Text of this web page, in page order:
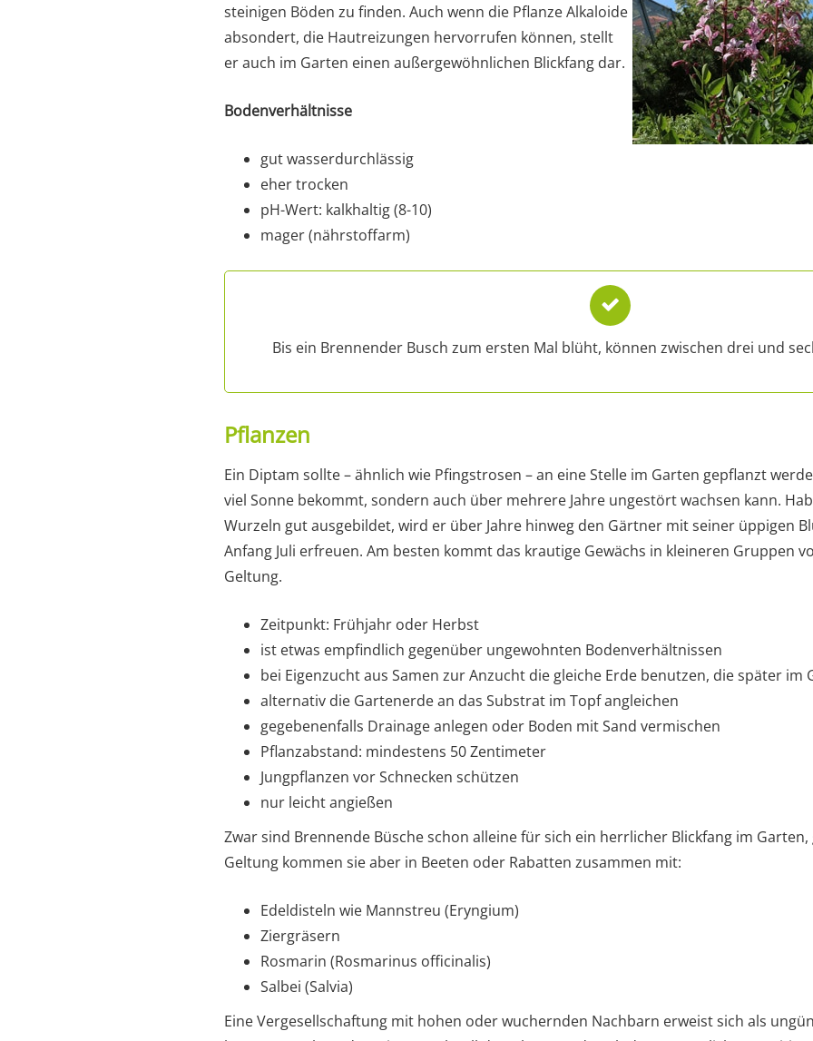
steinigen Böden zu finden. Auch wenn die Pflanze Alkaloide
absondert, die Hautreizungen hervorrufen können, stellt
er auch im Garten einen außergewöhnlichen Blickfang dar.
Bodenverhältnisse
gut wasserdurchlässig
eher trocken
pH-Wert: kalkhaltig (8-10)
mager (nährstoffarm)
Bis ein Brennender Busch zum ersten Mal blüht, können zwischen drei und
Pflanzen
Ein Diptam sollte – ähnlich wie Pfingstrosen – an eine Stelle im Garten gepflanzt
viel Sonne bekommt, sondern auch über mehrere Jahre ungestört wachsen kann.
Wurzeln gut ausgebildet, wird er über Jahre hinweg den Gärtner mit seiner üppigen
Anfang Juli erfreuen. Am besten kommt das krautige Gewächs in kleineren Gruppen
Geltung.
Zeitpunkt: Frühjahr oder Herbst
ist etwas empfindlich gegenüber ungewohnten Bodenverhältnissen
bei Eigenzucht aus Samen zur Anzucht die gleiche Erde benutzen, die später im
alternativ die Gartenerde an das Substrat im Topf angleichen
gegebenenfalls Drainage anlegen oder Boden mit Sand vermischen
Pflanzabstand: mindestens 50 Zentimeter
Jungpflanzen vor Schnecken schützen
nur leicht angießen
Zwar sind Brennende Büsche schon alleine für sich ein herrlicher Blickfang im
Geltung kommen sie aber in Beeten oder Rabatten zusammen mit:
Edeldisteln wie Mannstreu (Eryngium)
Ziergräsern
Rosmarin (Rosmarinus officinalis)
Salbei (Salvia)
Eine Vergesellschaftung mit hohen oder wuchernden Nachbarn erweist sich als